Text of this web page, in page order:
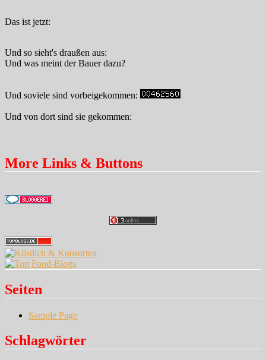
Das ist jetzt:
Und so sieht's draußen aus:
Und was meint der Bauer dazu?
Und soviele sind vorbeigekommen:
Und von dort sind sie gekommen:
More Links & Buttons
Seiten
Sample Page
Schlagwörter